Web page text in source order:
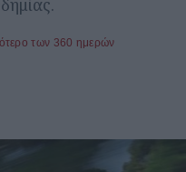
των 360 ημερών